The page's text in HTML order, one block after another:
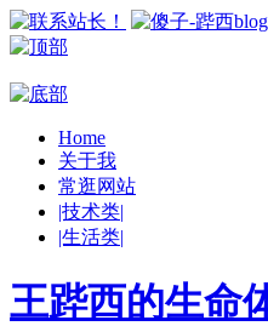
Home
关于我
常逛网站
|技术类|
|生活类|
王跸西的生命